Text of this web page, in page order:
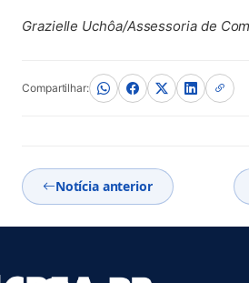
Grazielle Uchôa/Assessoria de
Compartilhar:
Notícia anterior